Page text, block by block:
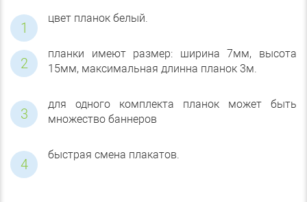
цвет планок белый.
планки имеют размер: ширина 7мм, высота
15мм, максимальная длинна планок 3м.
для одного комплекта планок может быть
множество баннеров
быстрая смена плакатов.